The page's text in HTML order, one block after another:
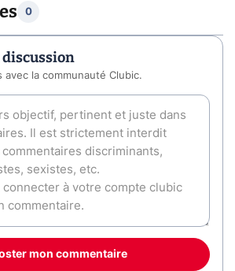
0
avec la communauté Clubic.
mon commentaire